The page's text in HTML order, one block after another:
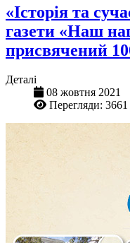
«Історія та
газети «Наш
присвячений
Деталі
08 жовтня 2021
Перегляди: 3661